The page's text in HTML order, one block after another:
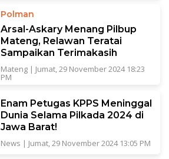
Polman
Arsal-Askary Menang Pilbup
Mateng, Relawan Teratai
Sampaikan Terimakasih
Mateng| Jumat, 29 November 2024 18:23
PM
Enam Petugas KPPS Meninggal
Dunia Selama Pilkada 2024 di
Jawa Barat!
News | Jumat, 29 November 2024 13:05 PM